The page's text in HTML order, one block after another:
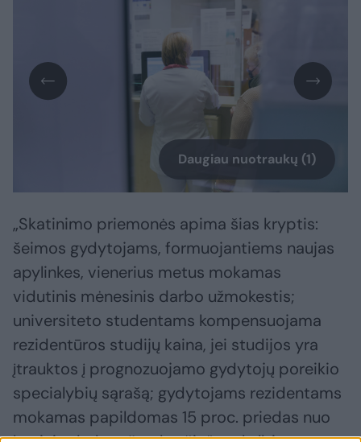
Daugiau nuotraukų (1)
„Skatinimo priemonės apima šias kryptis:
šeimos gydytojams, formuojantiems naujas
apylinkes, vienerius metus mokamas
vidutinis mėnesinis darbo užmokestis;
universiteto studentams kompensuojama
rezidentūros studijų kaina, jei studijos yra
įtrauktos į prognozuojamo gydytojų poreikio
specialybių sąrašą; gydytojams rezidentams
mokamas papildomas 15 proc. priedas nuo